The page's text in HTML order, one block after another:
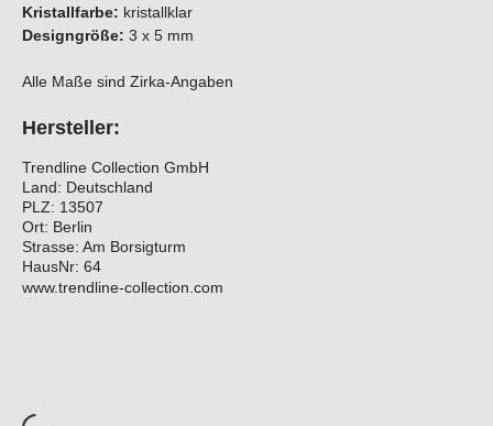
Kristallfarbe: kristallklar
Designgröße: 3 x 5 mm
Alle Maße sind Zirka-Angaben
Hersteller:
Trendline Collection GmbH
Land: Deutschland
PLZ: 13507
Ort: Berlin
Strasse: Am Borsigturm
HausNr: 64
www.trendline-collection.com